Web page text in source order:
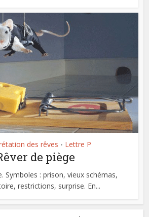
des rêves • Lettre P
de piège
Symboles : prison, vieux schémas,
restrictions, surprise. En...